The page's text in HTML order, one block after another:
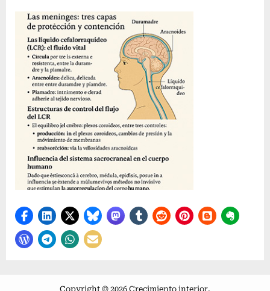
Copyright © 2026 Crecimiento interior.